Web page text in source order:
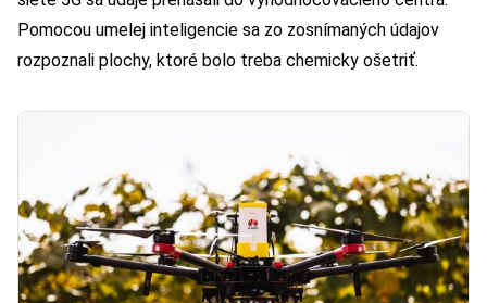
Pomocou umelej inteligencie sa zo zosnímaných údajov
rozpoznali plochy, ktoré bolo treba chemicky ošetriť.